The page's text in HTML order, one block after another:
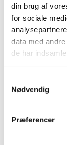
din brug af
for sociale
data med
de har
Nødvendig
Præferencer
Tilbuddet er
Da
der kun er
holdet om